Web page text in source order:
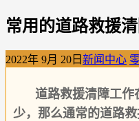
常用的道路救援
2022年 9月 20日 新闻中心
道路救援清障工
少，那么通常的道路